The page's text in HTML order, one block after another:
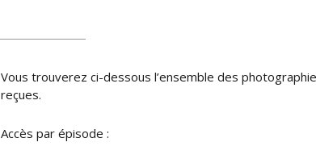
Vous trouverez ci-dessous l’ensemble des
reçues.
Accès par épisode :